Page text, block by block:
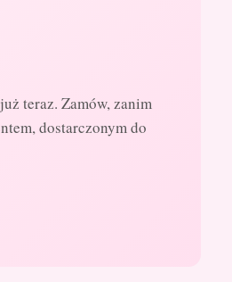
teraz. Zamów, zanim
dostarczonym do